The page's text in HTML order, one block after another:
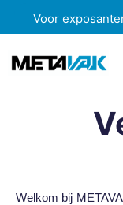
Voor
Welkom bij